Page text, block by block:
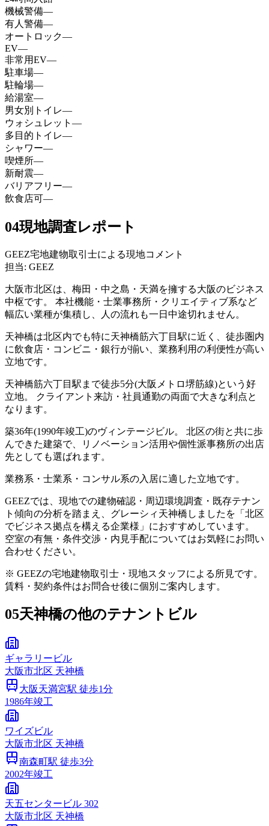
機械警備—
有人警備—
オートロック—
EV—
非常用EV—
駐車場—
駐輪場—
給湯室—
男女別トイレ—
ウォシュレット —
多目的トイレ—
シャワー—
喫煙所—
新耐震—
バリアフリー—
飲食店可—
04現地調査レポート
GEEZ宅地建物取引士による現地コメント
担当: GEEZ
大阪市北区は、梅田・中之島・天満を擁する大阪のビジネス
中枢です。 本社機能・士業事務所・クリエイティブ系など
幅広い業種が集積し、人の流れも一日中途切れません。
天神橋は北区内でも特に天神橋筋六丁目駅に近く、徒歩圏内
に飲食店・コンビニ・銀行が揃い、業務利用の利便性が高い
立地です。
天神橋筋六丁目駅まで徒歩5分(大阪メトロ堺筋線)という好
立地。 クライアント来訪・社員通勤の両面で大きな利点と
なります。
築36年(1990年竣工)のヴィンテージビル。 北区の街と共に歩
んできた建築で、リノベーション活用や個性派事務所の出店
先としても選ばれます。
業務系・士業系・コンサル系の入居に適した立地です。
GEEZでは、現地での建物確認・周辺環境調査・既存テナン
ト傾向の分析を踏まえ、グレーシィ天神橋しましたを「北区
でビジネス拠点を構える企業様」におすすめしています。
空室の有無・条件交渉・内見手配についてはお気軽にお問い
合わせください。
※ GEEZの宅地建物取引士・現地スタッフによる所見です。
賃料・契約条件はお問合せ後に個別ご案内します。
05天神橋の他のテナントビル
ギャラリービル
大阪市北区 天神橋
大阪天満宮駅 徒歩1分
1986年竣工
ワイズビル
大阪市北区 天神橋
南森町駅 徒歩3分
2002年竣工
天五センタービル 302
大阪市北区 天神橋